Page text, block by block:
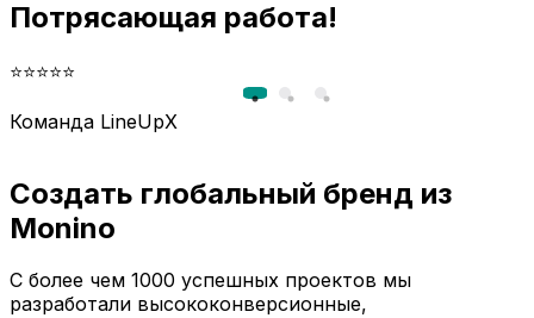
Потрясающая работа!
⭐⭐⭐⭐⭐
Команда LineUpX
Создать глобальный бренд из
Monino
С более чем 1000 успешных проектов мы
разработали высококонверсионные,